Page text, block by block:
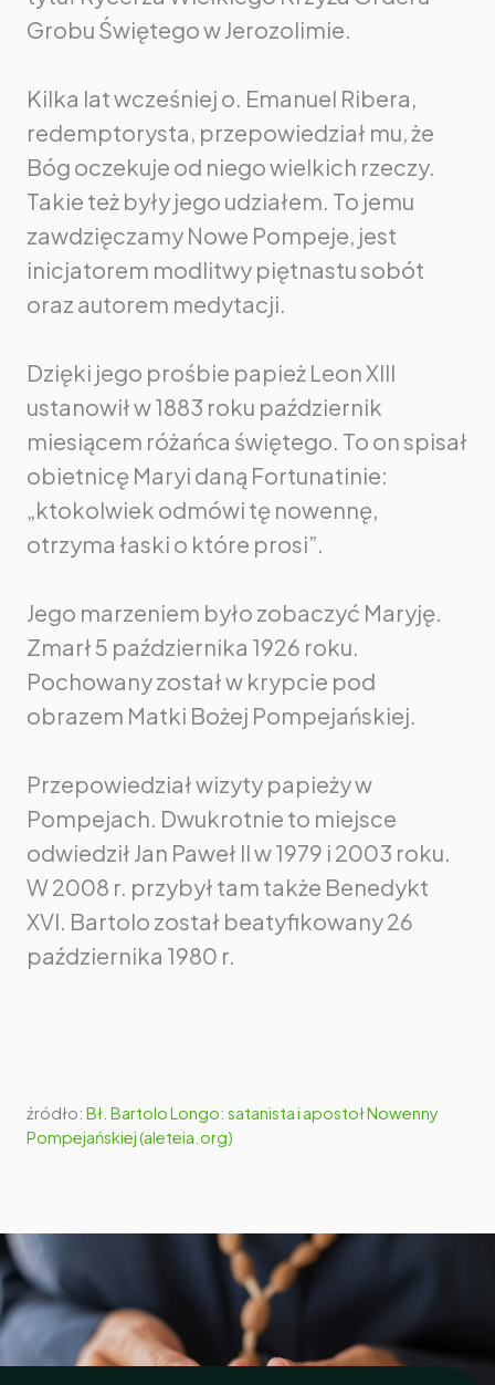
Grobu Świętego w Jerozolimie.
Kilka lat wcześniej o. Emanuel Ribera,
redemptorysta, przepowiedział mu, że
Bóg oczekuje od niego wielkich rzeczy.
Takie też były jego udziałem. To jemu
zawdzięczamy Nowe Pompeje, jest
inicjatorem modlitwy piętnastu sobót
oraz autorem medytacji.
Dzięki jego prośbie papież Leon XIII
ustanowił w 1883 roku październik
miesiącem różańca świętego. To on spisał
obietnicę Maryi daną Fortunatinie:
„ktokolwiek odmówi tę nowennę,
otrzyma łaski o które prosi”.
Jego marzeniem było zobaczyć Maryję.
Zmarł 5 października 1926 roku.
Pochowany został w krypcie pod
obrazem Matki Bożej Pompejańskiej.
Przepowiedział wizyty papieży w
Pompejach. Dwukrotnie to miejsce
odwiedził Jan Paweł II w 1979 i 2003 roku.
W 2008 r. przybył tam także Benedykt
XVI. Bartolo został beatyfikowany 26
października 1980 r.
źródło: Bł. Bartolo Longo: satanista i apostoł Nowenny
Pompejańskiej (aleteia.org)